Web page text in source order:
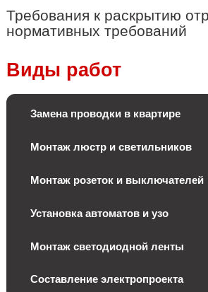
Требования к раскрытию
нормативных требований
Виды работ
Замена проводки в квартире
Монтаж люстр и светильников
Монтаж розеток и выключателей
Установка автоматов и узо
Монтаж светодиодной ленты
Составление электропроекта